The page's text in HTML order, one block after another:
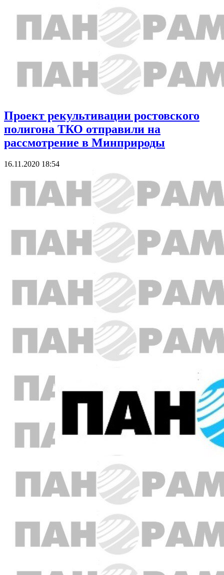
Проект рекультивации ростовского
полигона ТКО отправили на
рассмотрение в Минприроды
16.11.2020 18:54